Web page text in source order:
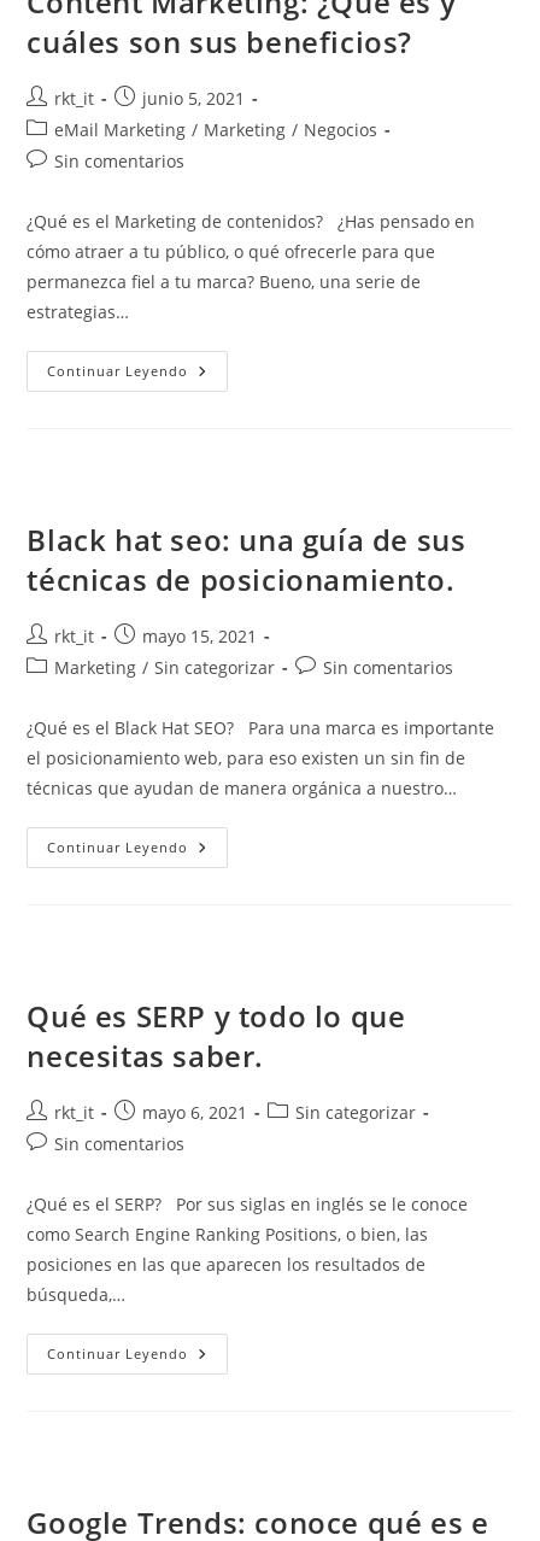
cuáles son sus beneficios?
rkt_it
junio 5, 2021
eMail Marketing / Marketing / Negocios
Sin comentarios
¿Qué es el Marketing de contenidos? ¿Has pensado en
cómo atraer a tu público, o qué ofrecerle para que
permanezca fiel a tu marca? Bueno, una serie de
estrategias…
Continuar Leyendo
Black hat seo: una guía de sus
técnicas de posicionamiento.
rkt_it
mayo 15, 2021
Marketing / Sin categorizar Sin comentarios
¿Qué es el Black Hat SEO? Para una marca es importante
el posicionamiento web, para eso existen un sin fin de
técnicas que ayudan de manera orgánica a nuestro…
Continuar Leyendo
Qué es SERP y todo lo que
necesitas saber.
rkt_it mayo 6, 2021
Sin categorizar
Sin comentarios
¿Qué es el SERP? Por sus siglas en inglés se le conoce
como Search Engine Ranking Positions, o bien, las
posiciones en las que aparecen los resultados de
búsqueda,…
Continuar Leyendo
Google Trends: conoce qué es e